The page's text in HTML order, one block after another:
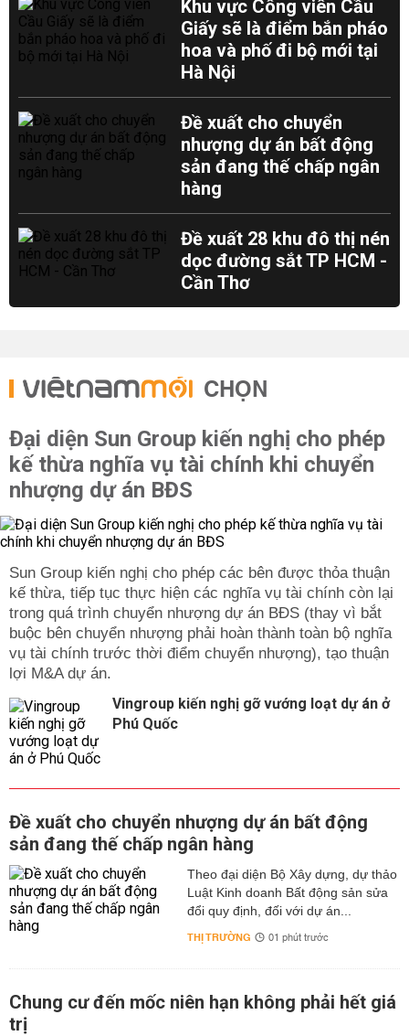
Khu vực Công viên Cầu
Giấy sẽ là điểm bắn pháo
hoa và phố đi bộ mới tại
Hà Nội
Đề xuất cho chuyển
nhượng dự án bất động
sản đang thế chấp ngân
hàng
Đề xuất 28 khu đô thị nén
dọc đường sắt TP HCM -
Cần Thơ
CHỌN
Đại diện Sun Group kiến nghị cho phép
kế thừa nghĩa vụ tài chính khi chuyển
nhượng dự án BĐS
Sun Group kiến nghị cho phép các bên được thỏa thuận
kế thừa, tiếp tục thực hiện các nghĩa vụ tài chính còn lại
trong quá trình chuyển nhượng dự án BĐS (thay vì bắt
buộc bên chuyển nhượng phải hoàn thành toàn bộ nghĩa
vụ tài chính trước thời điểm chuyển nhượng), tạo thuận
lợi M&A dự án.
Vingroup kiến nghị gỡ vướng loạt dự án ở
Phú Quốc
Đề xuất cho chuyển nhượng dự án bất động
sản đang thế chấp ngân hàng
Theo đại diện Bộ Xây dựng, dự thảo
Luật Kinh doanh Bất động sản sửa
đổi quy định, đối với dự án...
THỊ TRƯỜNG 01 phút trước
Chung cư đến mốc niên hạn không phải hết giá
trị